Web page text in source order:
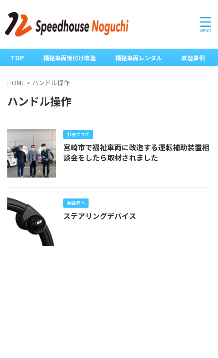
TOP 福祉車両後付け改造 福祉車両レンタル 改造事例
HOME > ハンドル操作
ハンドル操作
社長ブログ
宮崎市で福祉車両に改造する運転補助装置相
談会をしたら取材されました
製品案内
ステアリングデバイス